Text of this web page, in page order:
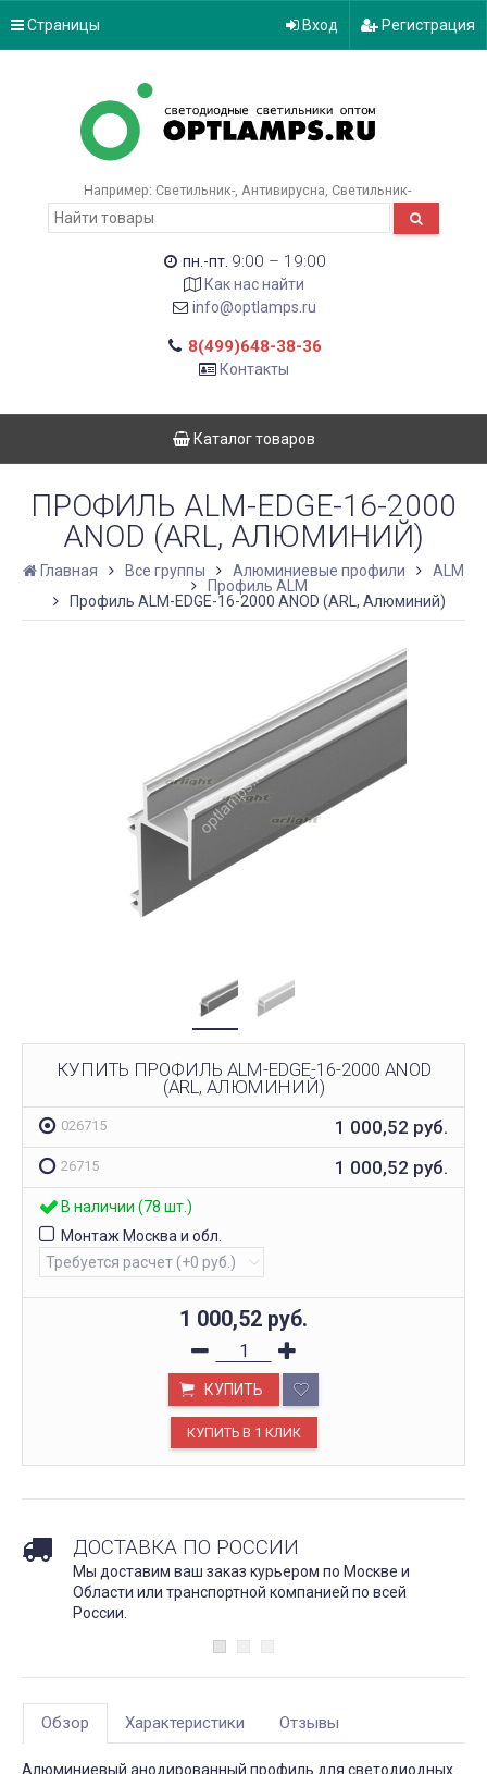
Страницы Вход Регистрация
Например: Светильник- Антивирусна Светильник-
пн.-пт. 9:00 – 19:00
Как нас найти
info@optlamps.ru
8(499)648-38-36
Контакты
Каталог товаров
ПРОФИЛЬ ALM-EDGE-16-2000
ANOD (ARL, АЛЮМИНИЙ)
Главная Все группы Алюминиевые профили
ALM
Профиль ALM
Профиль ALM-EDGE-16-2000 ANOD (ARL, Алюминий)
КУПИТЬ ПРОФИЛЬ ALM-EDGE-16-2000 ANOD
(ARL, АЛЮМИНИЙ)
026715 1 000,52 руб.
26715 1 000,52 руб.
В наличии (78 шт.)
Монтаж Москва и обл.
1 000,52 руб.
КУПИТЬ
ДОСТАВКА ПО РОССИИ
Мы доставим ваш заказ курьером по Москве и
Области или транспортной компанией по всей
России.
Обзор Характеристики Отзывы
Алюминиевый анодированный профиль для светодиодных